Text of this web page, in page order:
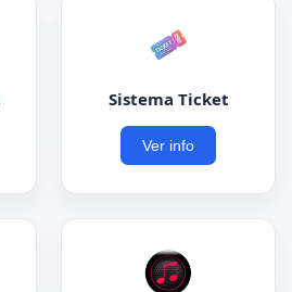
Sistema Ticket
Ver info